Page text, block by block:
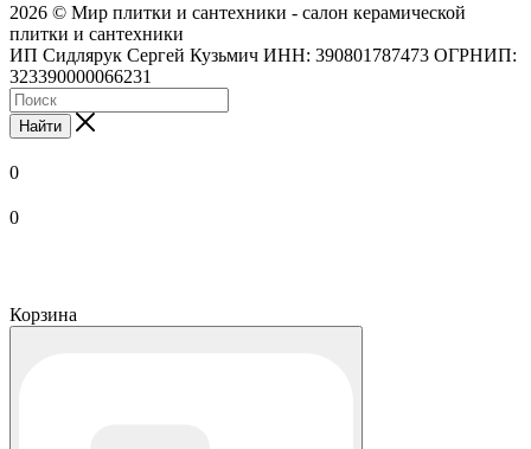
2026 © Мир плитки и сантехники - салон керамической
плитки и сантехники
ИП Сидлярук Сергей Кузьмич ИНН: 390801787473 ОГРНИП:
323390000066231
Найти
0
0
Корзина